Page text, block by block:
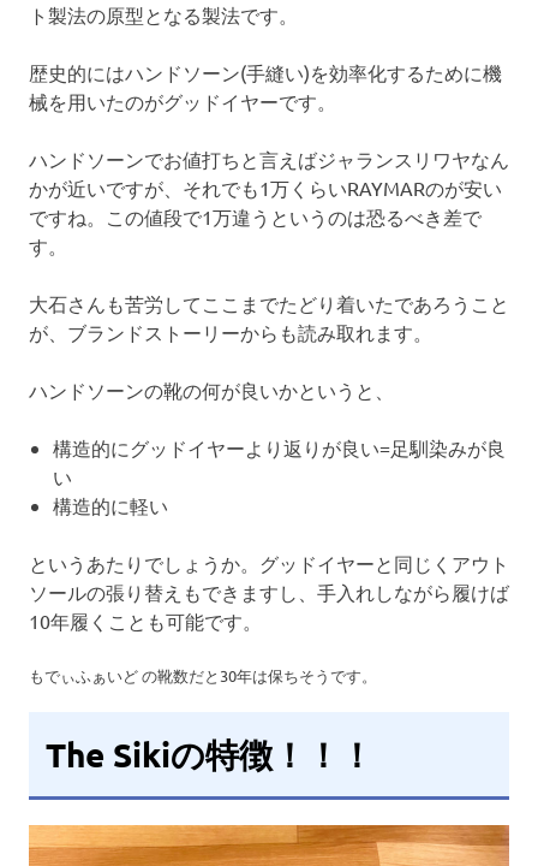
ト製法の原型となる製法です。
歴史的にはハンドソーン(手縫い)を効率化するために機
械を用いたのがグッドイヤーです。
ハンドソーンでお値打ちと言えばジャランスリワヤなん
かが近いですが、それでも1万くらいRAYMARのが安い
ですね。この値段で1万違うというのは恐るべき差で
す。
大石さんも苦労してここまでたどり着いたであろうこと
が、ブランドストーリーからも読み取れます。
ハンドソーンの靴の何が良いかというと、
構造的にグッドイヤーより返りが良い=足馴染みが良
い
構造的に軽い
というあたりでしょうか。グッドイヤーと同じくアウト
ソールの張り替えもできますし、手入れしながら履けば
10年履くことも可能です。
もでぃふぁいど の靴数だと30年は保ちそうです。
The Sikiの特徴！！！